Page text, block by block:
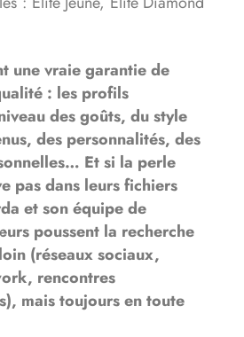
une vraie garantie de
: les profils
des goûts, du style
des personnalités, des
Et si la perle
pas dans leurs fichiers
et son équipe de
poussent la recherche
(réseaux sociaux,
rencontres
mais toujours en toute